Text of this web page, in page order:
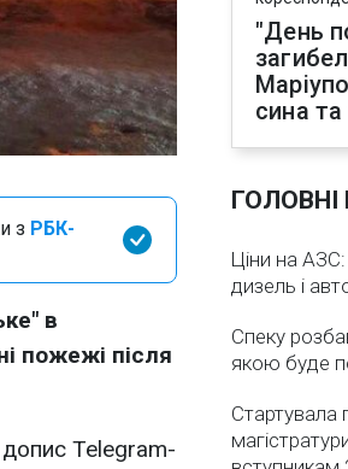
з РБК-
в
пожежі після
Telegram-
"День
сина та
Ціни на
дизель і
Спеку
якою буде
Стартувала